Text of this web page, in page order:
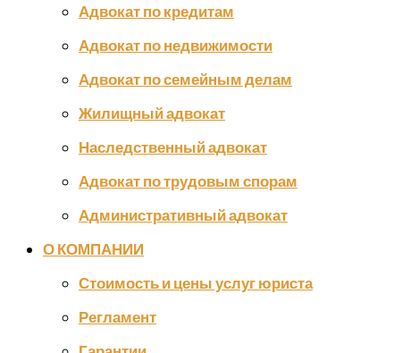
Адвокат по кредитам
Адвокат по недвижимости
Адвокат по семейным делам
Жилищный адвокат
Наследственный адвокат
Адвокат по трудовым спорам
Административный адвокат
О КОМПАНИИ
Стоимость и цены услуг юриста
Регламент